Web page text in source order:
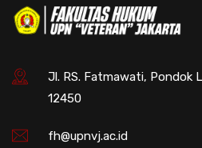
Jl. RS. Fatmawati, Pondok
12450
fh@upnvj.ac.id